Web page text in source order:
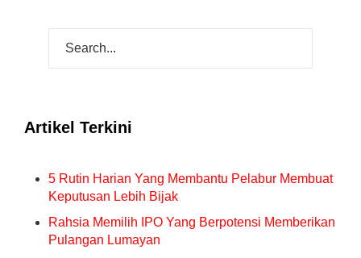
Artikel Terkini
5 Rutin Harian Yang Membantu Pelabur Membuat
Keputusan Lebih Bijak
Rahsia Memilih IPO Yang Berpotensi Memberikan
Pulangan Lumayan